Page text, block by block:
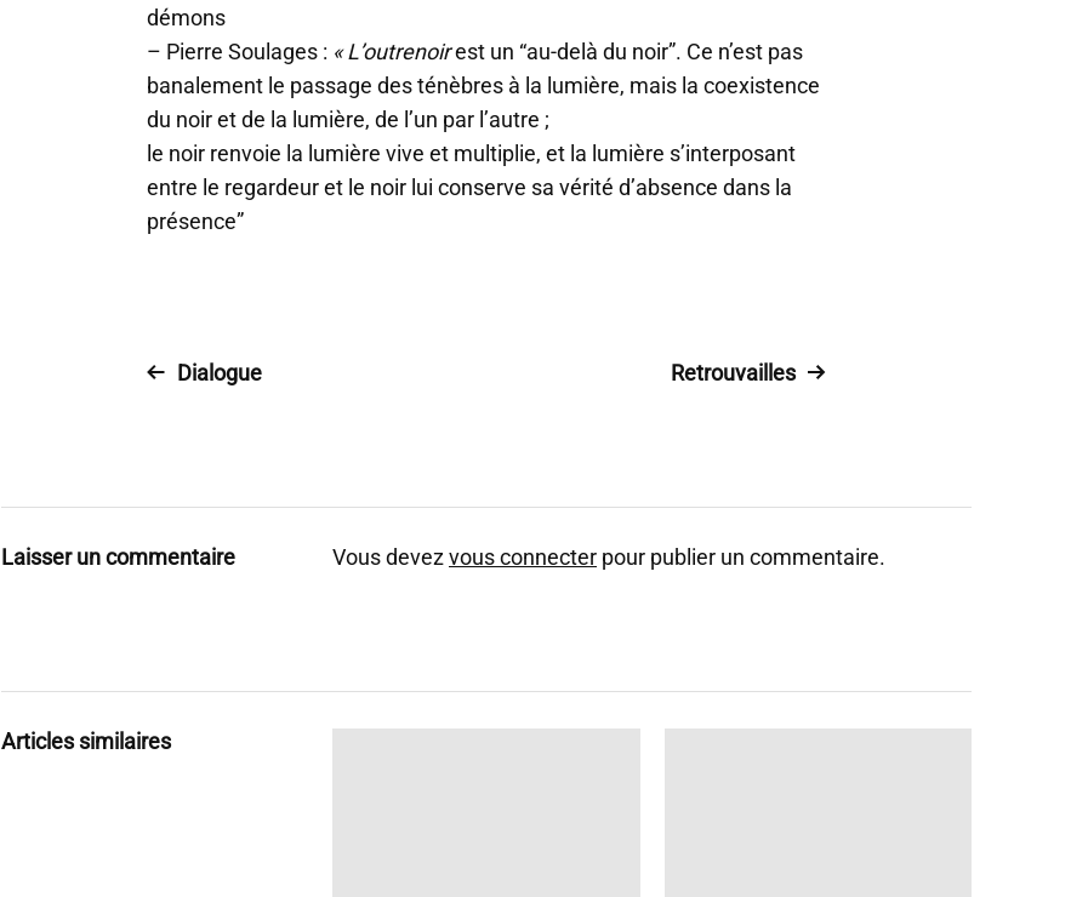
démons
– Pierre Soulages : « L’outrenoirest un “au-delà du noir”. Ce n’est pas
banalement le passage des ténèbres à la lumière, mais la coexistence
du noir et de la lumière, de l’un par l’autre ;
le noir renvoie la lumière vive et multiplie, et la lumière s’interposant
entre le regardeur et le noir lui conserve sa vérité d’absence dans la
présence”
Dialogue Retrouvailles
Laisser un commentaire Vous devezvous connecter pour publier un commentaire.
Articles similaires